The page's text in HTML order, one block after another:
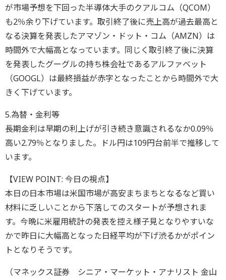
が市場予想を下回った半導体大手のクアルコム（QCOM）
も2％余り下げています。取引終了後に売上高が過去最高と
なる決算を発表したアマゾン・ドット・コム（AMZN）は
時間外で大幅高となっています。同じく取引終了後に決算
を発表したグーグルの持ち株会社であるアルファベット
（GOOGL）は最終損益が赤字となったことから時間外で大
きく下げています。
5.為替・金利等
長期金利は早期の利上げが引き続き意識されるなか0.09％
高い2.79％となりました。ドル円は109円台前半で推移して
います。
【VIEW POINT: 今日の視点】
本日の日本市場は米国市場が高安まちまちとなるなど買い
材料に乏しいことから下落してのスタートが予想されま
す。今晩に米雇用統計の発表を控え様子見となりやすいな
かで昨日に大幅高となった日経平均が下げ渋るかがポイン
トとなりそうです。
（マネックス証券 シニア・マーケット・アナリスト 金山